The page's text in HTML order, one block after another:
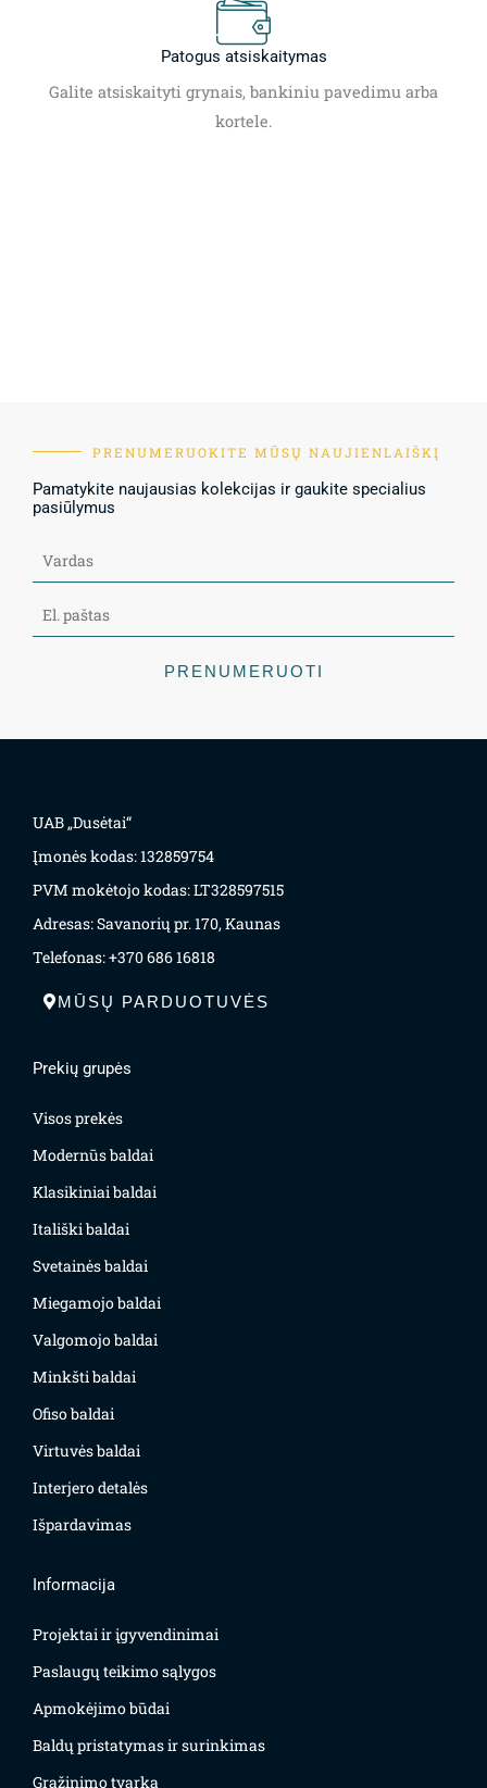
Patogus atsiskaitymas
Galite atsiskaityti grynais, bankiniu pavedimu arba
kortele.
PRENUMERUOKITE MŪSŲ NAUJIENLAIŠKĮ
Pamatykite naujausias kolekcijas ir gaukite specialius
pasiūlymus
PRENUMERUOTI
UAB „Dusėtai“
Įmonės kodas: 132859754
PVM mokėtojo kodas: LT328597515
Adresas: Savanorių pr. 170, Kaunas
Telefonas: +370 686 16818
MŪSŲ PARDUOTUVĖS
Prekių grupės
Visos prekės
Modernūs baldai
Klasikiniai baldai
Itališki baldai
Svetainės baldai
Miegamojo baldai
Valgomojo baldai
Minkšti baldai
Ofiso baldai
Virtuvės baldai
Interjero detalės
Išpardavimas
Informacija
Projektai ir įgyvendinimai
Paslaugų teikimo sąlygos
Apmokėjimo būdai
Baldų pristatymas ir surinkimas
Grąžinimo tvarka